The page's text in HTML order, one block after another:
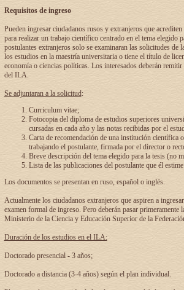
Requisitos de ingreso
Pueden ingresar ciudadanos rusos y extranjeros que
para realizar un trabajo científico centrado en el tema elegido
postulantes extranjeros solo se examinaran las solicitudes de
los estudios en la maestría universitaria o tiene el título de
economía o ciencias políticas. Los interesados deberán
del ILA.
Se adjuntaran a la solicitud:
Curriculum vitae;
Fotocopia del diploma de estudios superiores
cursadas en cada año y las notas recibidas por el
Carta de recomendación de una institución científica
trabajando el postulante, firmada por el director o
Breve descripción del tema elegido para la tesis (no
Lista de las publicaciones del postulante que él
Los documentos se presentan en ruso, español o inglés.
Actualmente los ciudadanos extranjeros que aspiren a
examen formal de ingreso. Pero deberán pasar primeramente
Ministerio de la Ciencia y Educación Superior de la
Duración de los estudios en el ILA:
Doctorado presencial - 3 años;
Doctorado a distancia (3-4 años) según el plan individual.